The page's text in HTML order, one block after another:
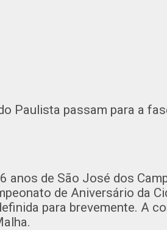
Paulista passam para a
de São José dos
de Aniversário da
para brevemente. A